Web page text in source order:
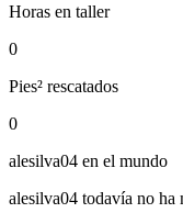
Horas en taller
0
Pies² rescatados
0
alesilva04 en el mundo
alesilva04 todavía no ha